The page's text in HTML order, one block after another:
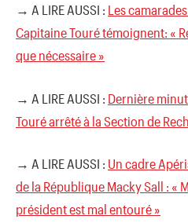
→ A LIRE AUSSI : Les
Capitaine Touré témoignent: «
que nécessaire »
→ A LIRE AUSSI : Dernière
Touré arrêté à la Section de
→ A LIRE AUSSI : Un cadre
de la République Macky Sall : «
président est mal entouré »